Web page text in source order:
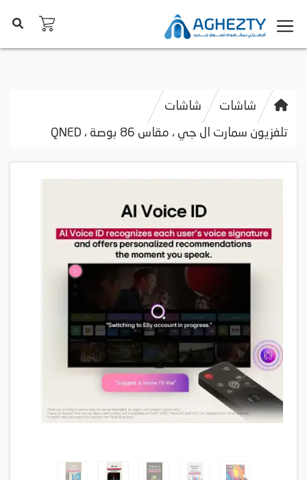
شاشات شاشات
تلفزيون سمارت ال جي ، مقاس 86 بوصة ، QNED